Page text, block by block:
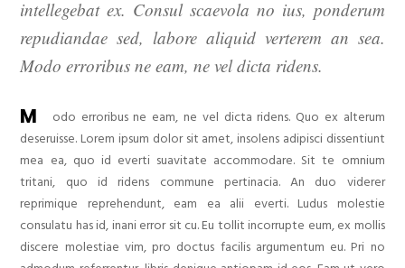
intellegebat ex. Consul scaevola no ius, ponderum
repudiandae sed, labore aliquid verterem an sea.
Modo erroribus ne eam, ne vel dicta ridens.
M
odo erroribus ne eam, ne vel dicta ridens. Quo ex alterum
deseruisse. Lorem ipsum dolor sit amet, insolens adipisci dissentiunt
mea ea, quo id everti suavitate accommodare. Sit te omnium
tritani, quo id ridens commune pertinacia. An duo viderer
reprimique reprehendunt, eam ea alii everti. Ludus molestie
consulatu has id, inani error sit cu. Eu tollit incorrupte eum, ex mollis
discere molestiae vim, pro doctus facilis argumentum eu. Pri no